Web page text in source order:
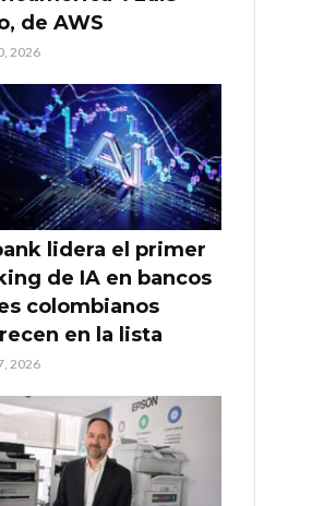
de AWS
2026
lidera el primer
de IA en bancos
colombianos
en la lista
2026